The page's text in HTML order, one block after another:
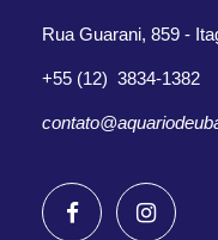
Rua Guarani, 859 -
+55 (12) 3834-1382